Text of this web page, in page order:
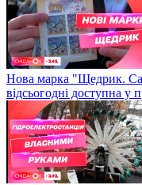
Нова марка "Щедрик.
відсьогодні доступна у